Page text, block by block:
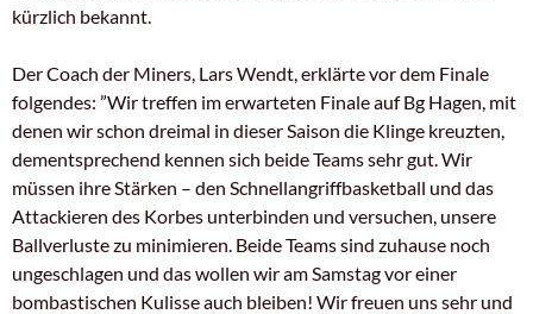
kürzlich bekannt.
Der Coach der Miners, Lars Wendt, erklärte vor dem Finale
folgendes: ”Wir treffen im erwarteten Finale auf Bg Hagen, mit
denen wir schon dreimal in dieser Saison die Klinge kreuzten,
dementsprechend kennen sich beide Teams sehr gut. Wir
müssen ihre Stärken – den Schnellangriffbasketball und das
Attackieren des Korbes unterbinden und versuchen, unsere
Ballverluste zu minimieren. Beide Teams sind zuhause noch
ungeschlagen und das wollen wir am Samstag vor einer
bombastischen Kulisse auch bleiben! Wir freuen uns sehr und